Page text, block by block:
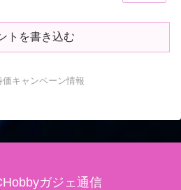
トを書き込む
価キャンペーン情報
ガジェ通信